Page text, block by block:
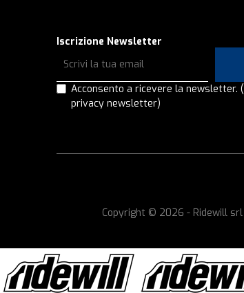
Iscrizione Newsletter
Acconsento a ricevere la newsletter.
privacy newsletter)
Copyright © 2026 - Ridewill srl